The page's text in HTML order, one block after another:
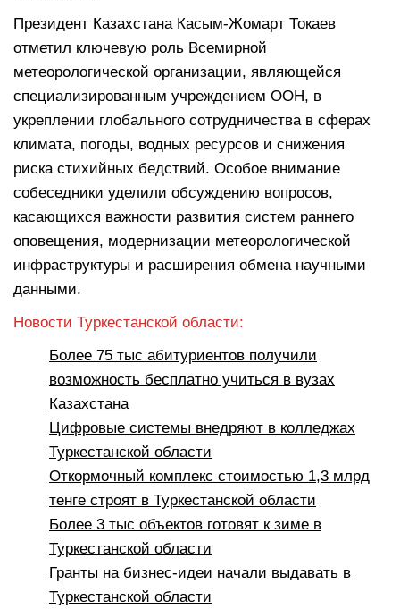
Президент Казахстана Касым-Жомарт Токаев
отметил ключевую роль Всемирной
метеорологической организации, являющейся
специализированным учреждением ООН, в
укреплении глобального сотрудничества в сферах
климата, погоды, водных ресурсов и снижения
риска стихийных бедствий. Особое внимание
собеседники уделили обсуждению вопросов,
касающихся важности развития систем раннего
оповещения, модернизации метеорологической
инфраструктуры и расширения обмена научными
данными.
Новости Туркестанской области:
Более 75 тыс абитуриентов получили
возможность бесплатно учиться в вузах
Казахстана
Цифровые системы внедряют в колледжах
Туркестанской области
Откормочный комплекс стоимостью 1,3 млрд
тенге строят в Туркестанской области
Более 3 тыс объектов готовят к зиме в
Туркестанской области
Гранты на бизнес-идеи начали выдавать в
Туркестанской области